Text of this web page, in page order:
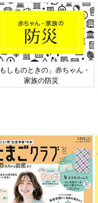
スカウンセラーセラピス
どこでもHAPPY妊娠・
レーション刊）
もしものときの」赤ちゃん・
家族の防災